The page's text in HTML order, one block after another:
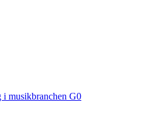
musikbranchen G0